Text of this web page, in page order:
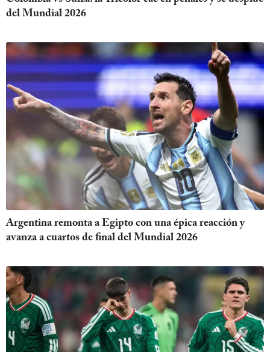
del Mundial 2026
Argentina remonta a Egipto con una épica reacción y
avanza a cuartos de final del Mundial 2026